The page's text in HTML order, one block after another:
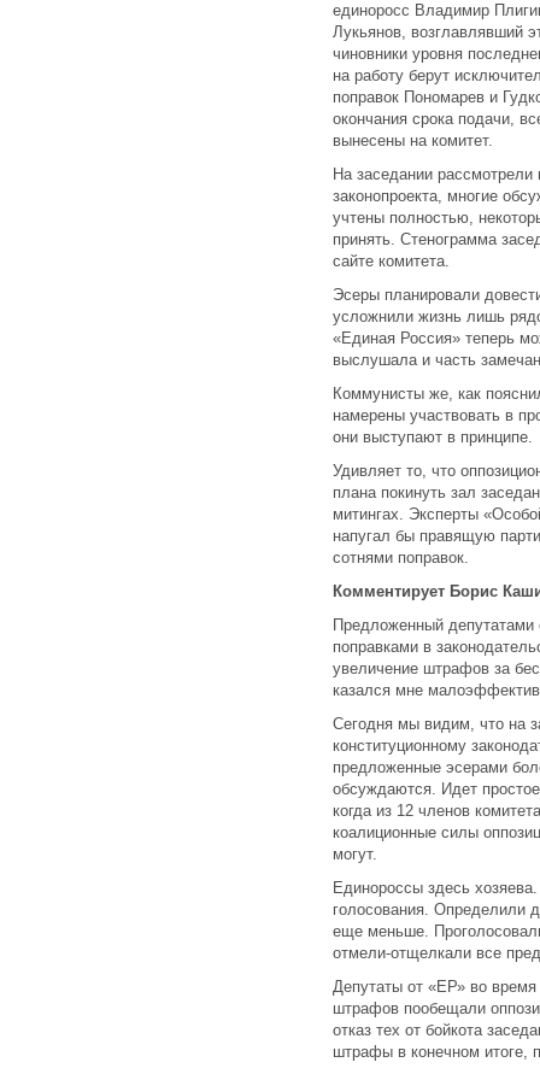
единоросс Владимир
Лукьянов, возглавлявший
чиновники уровня
на работу берут
поправок Пономарев и
окончания срока подачи,
вынесены на комитет.
На заседании
законопроекта, многие
учтены полностью,
принять. Стенограмма
сайте комитета.
Эсеры планировали
усложнили жизнь лишь
«Единая Россия» теперь
выслушала и часть
Коммунисты же, как
намерены участвовать в
они выступают в принципе.
Удивляет то, что
плана покинуть зал
митингах. Эксперты
напугал бы правящую
сотнями поправок.
Комментирует Борис
Предложенный депутатами
поправками в
увеличение штрафов за
казался мне
Сегодня мы видим, что на
конституционному
предложенные эсерами
обсуждаются. Идет
когда из 12 членов
коалиционные силы
могут.
Единороссы здесь
голосования. Определили
еще меньше.
отмели-отщелкали все
Депутаты от «ЕР» во время
штрафов пообещали
отказ тех от бойкота
штрафы в конечном итоге,